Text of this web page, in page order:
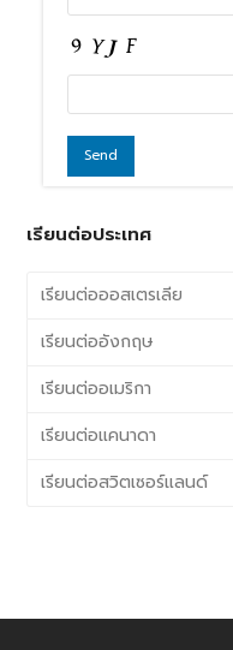
เรียนต่อประเทศ
เรียนต่อออสเตรเลีย
เรียนต่ออังกฤษ
เรียนต่ออเมริกา
เรียนต่อแคนาดา
เรียนต่อสวิตเซอร์แลนด์